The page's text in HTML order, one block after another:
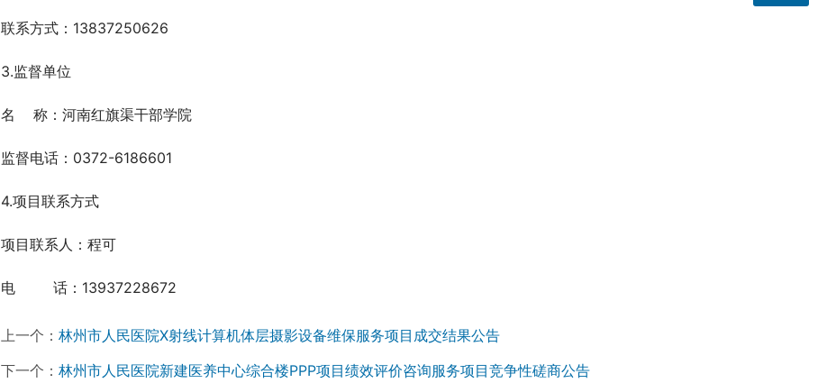
联系方式：13837250626
3.监督单位
名    称：河南红旗渠干部学院
监督电话：0372-6186601
4.项目联系方式
项目联系人：程可
电　 　 话：13937228672
上一个： 林州市人民医院X射线计算机体层摄影设备维保服务项目成交结果公告
下一个： 林州市人民医院新建医养中心综合楼PPP项目绩效评价咨询服务项目竞争性磋商公告